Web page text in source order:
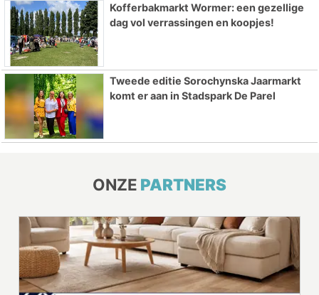
Kofferbakmarkt Wormer: een gezellige
dag vol verrassingen en koopjes!
Tweede editie Sorochynska Jaarmarkt
komt er aan in Stadspark De Parel
ONZE PARTNERS